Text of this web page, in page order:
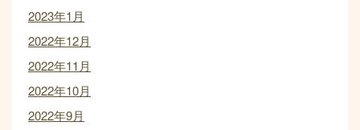
2023年1月
2022年12月
2022年11月
2022年10月
2022年9月